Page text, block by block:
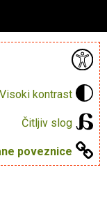
Visoki kontrast
Čitljiv slog
poveznice